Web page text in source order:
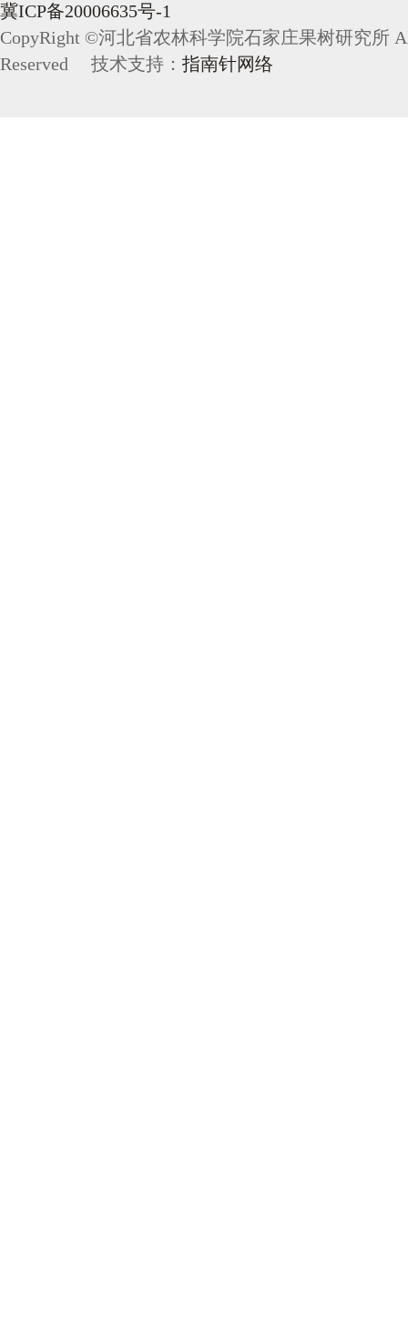
冀ICP备20006635号-1
CopyRight ©河北省农林科学院石家庄果树研究所
Reserved 技术支持： 指南针网络